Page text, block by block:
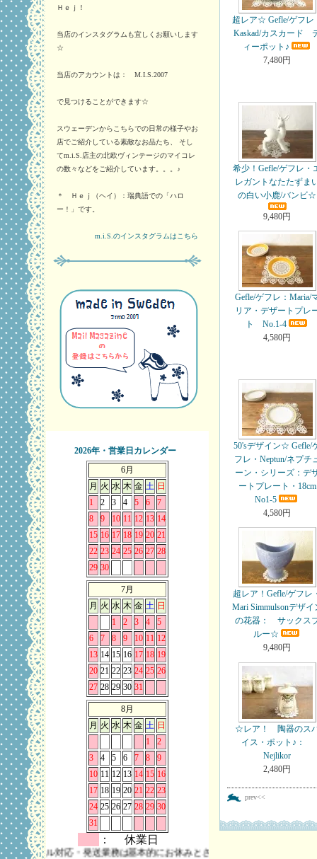
Ｈｅｊ！
当店のインスタグラムも宜しくお願いします
☆
当店のアカウントは： M.I.S.2007
で見つけることができます☆
スウェーデンからこちらでの日常の様子やお
店でご紹介している素敵なお品たち、 そし
てm.i.S.店主の北欧ヴィンテージのマイコレ
の数々などをご紹介しています。。。♪
＊ Ｈｅｊ（ヘイ）：瑞典語での「ハロ
ー！」です。
m.i.S.のインスタグラムはこちら
2026年・営業日カレンダー
6月
月 火 水 木 金 土 日
1
2 3 4 5 6
7
8
9 10 11 12 13 14
15 16 17 18 19 20 21
22 23 24 25 26 27 28
29 30
7月
月 火 水 木 金 土 日
1
2 3 4
5
6
7 8 9 10 11 12
13 14 15 16 17 18 19
20 21 22 23 24 25 26
27 28 29 30 31
8月
月 火 水 木 金 土 日
1
2
3
4 5 6 7 8
9
10 11 12 13 14 15 16
17 18 19 20 21 22 23
24 25 26 27 28 29 30
31
： 休業日
ル対応・発送業務は基本的にお休みとさせていただきます。 また、お
超レア☆ Gefle/ゲフレ
Kaskad/カスカード
ィーポット♪
7,480円
希少！Gefle/ゲフレ・
レガントなたたずま
の白い小鹿/バンビ☆
9,480円
Gefle/ゲフレ：Maria/
リア・デザートプレ
ト No.1-4
4,580円
50'sデザイン☆ Gefle/
フレ・Neptun/ネプチ
ーン・シリーズ：デ
ートプレート・18cm
No1-5
4,580円
超レア！Gefle/ゲフレ
Mari Simmulsonデザイ
の花器： サックス
ルー☆
9,480円
☆レア！ 陶器のス
イス・ポット♪：
Nejlikor
2,480円
prev<<